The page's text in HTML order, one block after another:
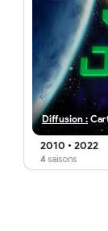
Diffusion :
2010 • 2022
4 saisons